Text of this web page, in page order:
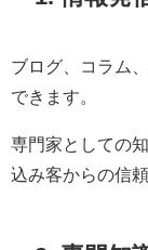
ブログ、コラム
できます。
専門家としての
込み客からの信